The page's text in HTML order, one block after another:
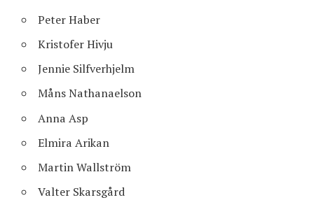
Peter Haber
Kristofer Hivju
Jennie Silfverhjelm
Måns Nathanaelson
Anna Asp
Elmira Arikan
Martin Wallström
Valter Skarsgård